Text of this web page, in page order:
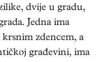
dvije u gradu,
Jedna ima
zdencem, a
građevini, ima